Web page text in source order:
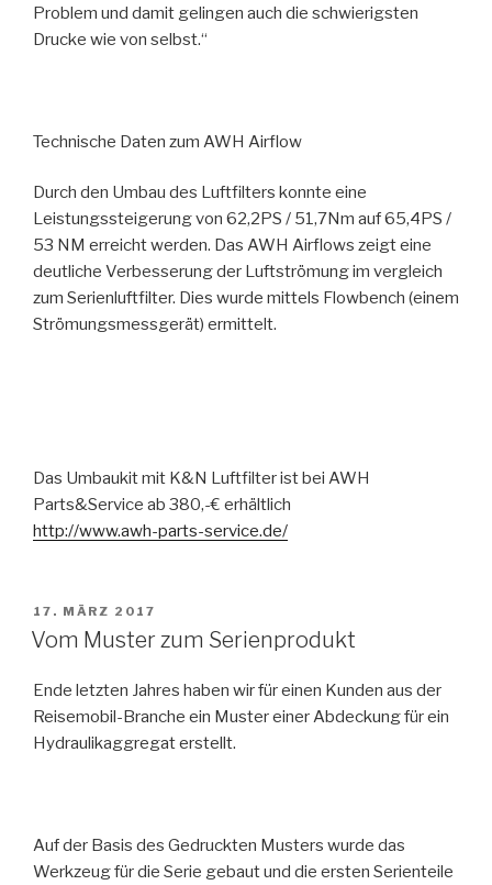
Problem und damit gelingen auch die schwierigsten
Drucke wie von selbst.“
Technische Daten zum AWH Airflow
Durch den Umbau des Luftfilters konnte eine
Leistungssteigerung von 62,2PS / 51,7Nm auf 65,4PS /
53 NM erreicht werden. Das AWH Airflows zeigt eine
deutliche Verbesserung der Luftströmung im vergleich
zum Serienluftfilter. Dies wurde mittels Flowbench (einem
Strömungsmessgerät) ermittelt.
Das Umbaukit mit K&N Luftfilter ist bei AWH
Parts&Service ab 380,-€ erhältlich
http://www.awh-parts-service.de/
VERÖFFENTLICHT
AM
17. MÄRZ 2017
Vom Muster zum Serienprodukt
Ende letzten Jahres haben wir für einen Kunden aus der
Reisemobil-Branche ein Muster einer Abdeckung für ein
Hydraulikaggregat erstellt.
Auf der Basis des Gedruckten Musters wurde das
Werkzeug für die Serie gebaut und die ersten Serienteile